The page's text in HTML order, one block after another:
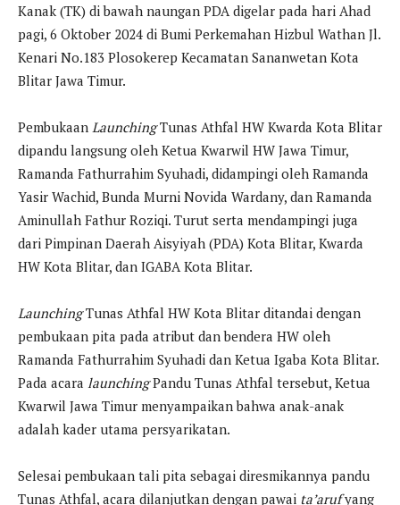
Kanak (TK) di bawah naungan PDA digelar pada hari Ahad
pagi, 6 Oktober 2024 di Bumi Perkemahan Hizbul Wathan Jl.
Kenari No.183 Plosokerep Kecamatan Sananwetan Kota
Blitar Jawa Timur.
Pembukaan LaunchingTunas Athfal HW Kwarda Kota Blitar
dipandu langsung oleh Ketua Kwarwil HW Jawa Timur,
Ramanda Fathurrahim Syuhadi, didampingi oleh Ramanda
Yasir Wachid, Bunda Murni Novida Wardany, dan Ramanda
Aminullah Fathur Roziqi. Turut serta mendampingi juga
dari Pimpinan Daerah Aisyiyah (PDA) Kota Blitar, Kwarda
HW Kota Blitar, dan IGABA Kota Blitar.
LaunchingTunas Athfal HW Kota Blitar ditandai dengan
pembukaan pita pada atribut dan bendera HW oleh
Ramanda Fathurrahim Syuhadi dan Ketua Igaba Kota Blitar.
Pada acara launchingPandu Tunas Athfal tersebut, Ketua
Kwarwil Jawa Timur menyampaikan bahwa anak-anak
adalah kader utama persyarikatan.
Selesai pembukaan tali pita sebagai diresmikannya pandu
Tunas Athfal, acara dilanjutkan dengan pawai ta’arufyang